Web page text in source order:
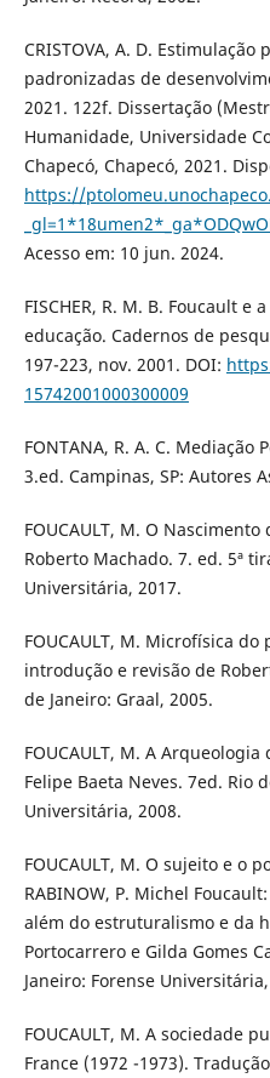
CRISTOVA, A. D. Estimulação
padronizadas de
2021. 122f. Dissertação
Humanidade, Universidade
Chapecó, Chapecó, 2021.
https://
Acesso em: 10 jun. 2024.
FISCHER, R. M. B. Foucault e
educação. Cadernos de
197-223, nov. 2001. DOI:
15742001000300009
FONTANA, R. A. C. Mediação
3.ed. Campinas, SP: Autores
FOUCAULT, M. O
Roberto Machado. 7. ed. 5ª
Universitária, 2017.
FOUCAULT, M. Microfísica
introdução e revisão de
de Janeiro: Graal, 2005.
FOUCAULT, M. A
Felipe Baeta Neves. 7ed. Rio
Universitária, 2008.
FOUCAULT, M. O sujeito e o
RABINOW, P. Michel
além do estruturalismo e da
Portocarrero e Gilda Gomes
Janeiro: Forense
FOUCAULT, M. A sociedade
France (1972 -1973).